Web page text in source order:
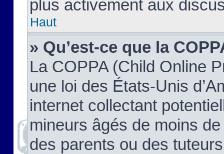
plus activement aux
Haut
» Qu’est-ce que la
La COPPA (Child Online
une loi des États-Unis
internet collectant
mineurs âgés de moins
des parents ou des